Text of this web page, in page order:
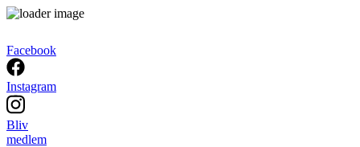
Facebook
Instagram
Bliv
medlem